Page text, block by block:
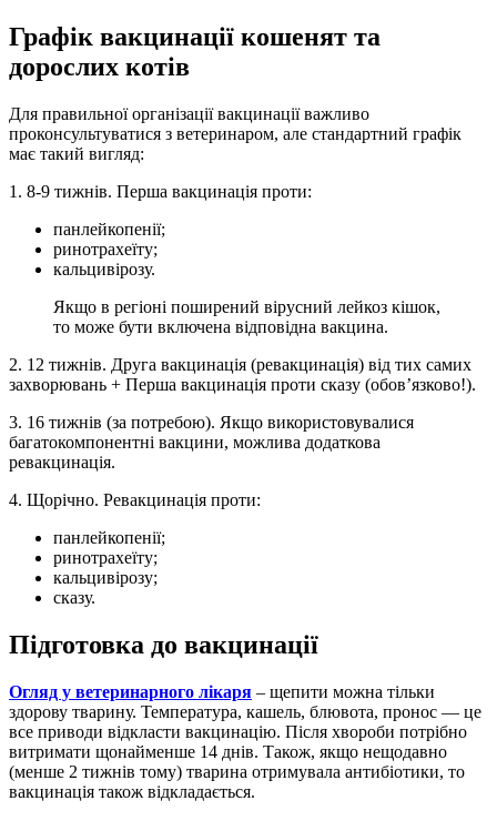
Графік вакцинації кошенят та
дорослих котів
Для правильної організації вакцинації важливо
проконсультуватися з ветеринаром, але стандартний графік
має такий вигляд:
1. 8-9 тижнів. Перша вакцинація проти:
панлейкопенії;
ринотрахеїту;
кальцивірозу.
Якщо в регіоні поширений вірусний лейкоз кішок,
то може бути включена відповідна вакцина.
2. 12 тижнів. Друга вакцинація (ревакцинація) від тих самих
захворювань + Перша вакцинація проти сказу (обов’язково!).
3. 16 тижнів (за потребою). Якщо використовувалися
багатокомпонентні вакцини, можлива додаткова
ревакцинація.
4. Щорічно. Ревакцинація проти:
панлейкопенії;
ринотрахеїту;
кальцивірозу;
сказу.
Підготовка до вакцинації
Огляд у ветеринарного лікаря – щепити можна тільки
здорову тварину. Температура, кашель, блювота, пронос — це
все приводи відкласти вакцинацію. Після хвороби потрібно
витримати щонайменше 14 днів. Також, якщо нещодавно
(менше 2 тижнів тому) тварина отримувала антибіотики, то
вакцинація також відкладається.